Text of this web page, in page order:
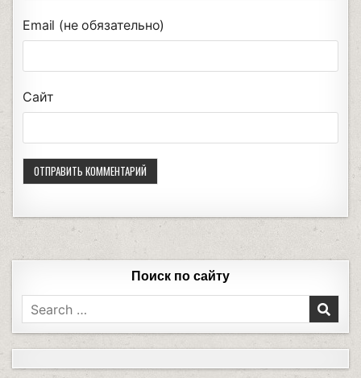
Email (не обязательно)
Сайт
Поиск по сайту